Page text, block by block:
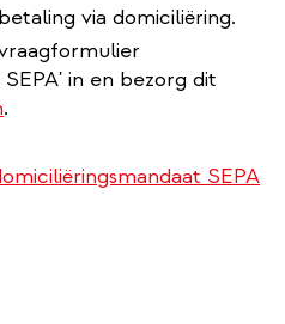
via domiciliëring.
in en bezorg dit
.
SEPA